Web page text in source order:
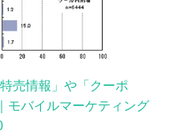
売情報」や「クーポ
モバイルマーケティング